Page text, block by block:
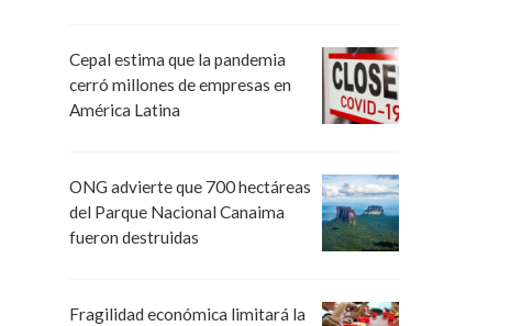
Cepal estima que la pandemia
cerró millones de empresas en
América Latina
ONG advierte que 700 hectáreas
del Parque Nacional Canaima
fueron destruidas
Fragilidad económica limitará la